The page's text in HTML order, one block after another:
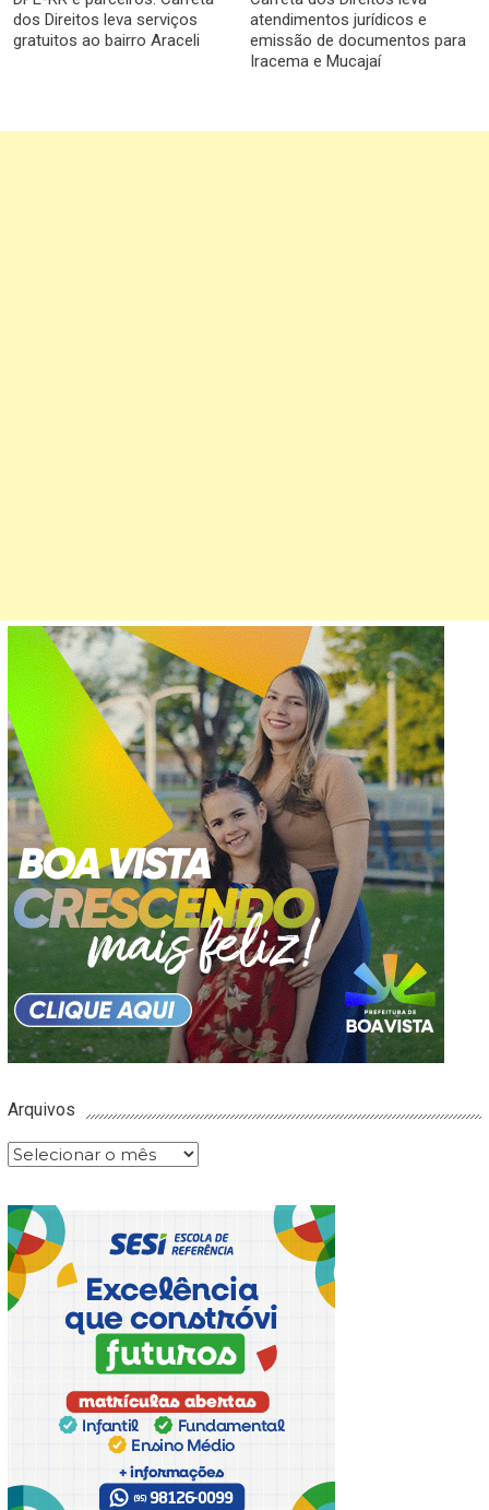
dos Direitos leva serviços
gratuitos ao bairro Araceli
atendimentos jurídicos e
emissão de documentos para
Iracema e Mucajaí
Arquivos
Arquivos